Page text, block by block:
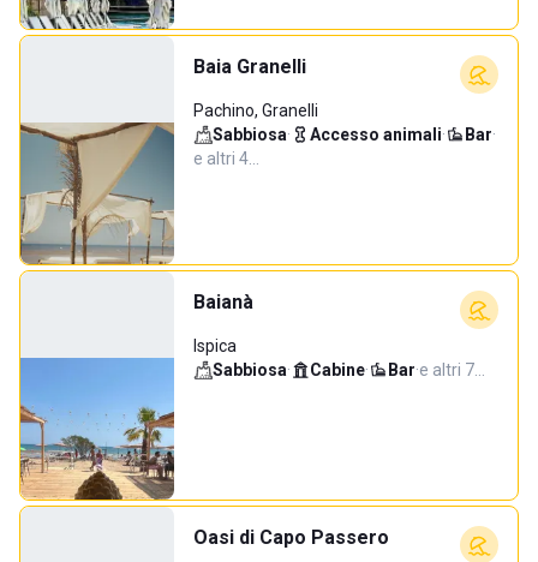
Baia Granelli
Pachino, Granelli
Sabbiosa· Accesso animali· Bar·
e altri 4…
Baianà
Ispica
Sabbiosa· Cabine· Bar·e altri 7…
Oasi di Capo Passero